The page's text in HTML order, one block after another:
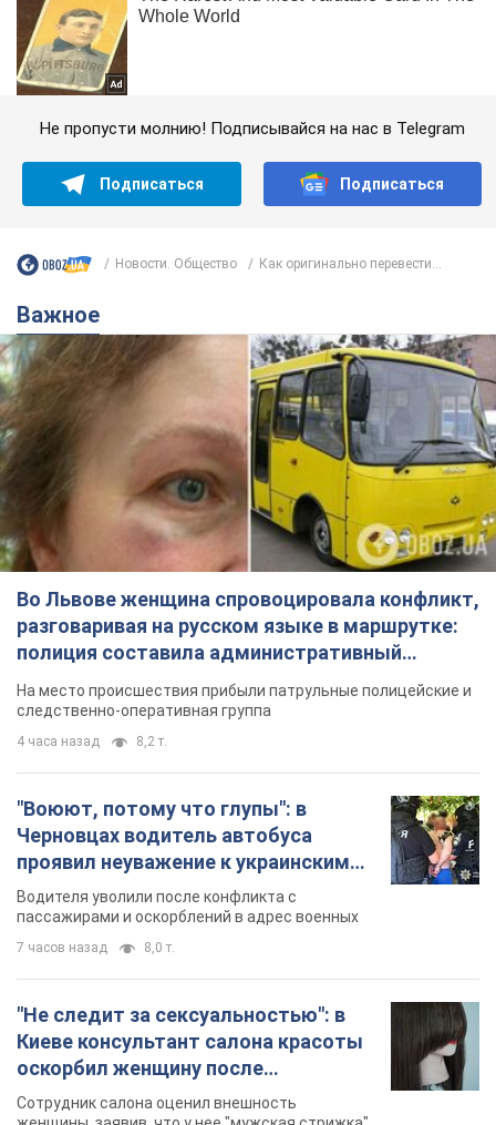
Не пропусти молнию! Подписывайся на нас в Telegram
Подписаться Подписаться
Новости. Общество Как оригинально перевести...
Важное
Во Львове женщина спровоцировала конфликт,
разговаривая на русском языке в маршрутке:
полиция составила административный
протокол. Видео
На место происшествия прибыли патрульные полицейские и
следственно-оперативная группа
4 часа назад 8,2 т.
"Воюют, потому что глупы": в
Черновцах водитель автобуса
проявил неуважение к украинским
военным и поплатился за это.
Видео
Водителя уволили после конфликта с
пассажирами и оскорблений в адрес военных
7 часов назад 8,0 т.
"Не следит за сексуальностью": в
Киеве консультант салона красоты
оскорбил женщину после
химиотерапии, разгорелся скандал.
Сотрудник салона оценил внешность